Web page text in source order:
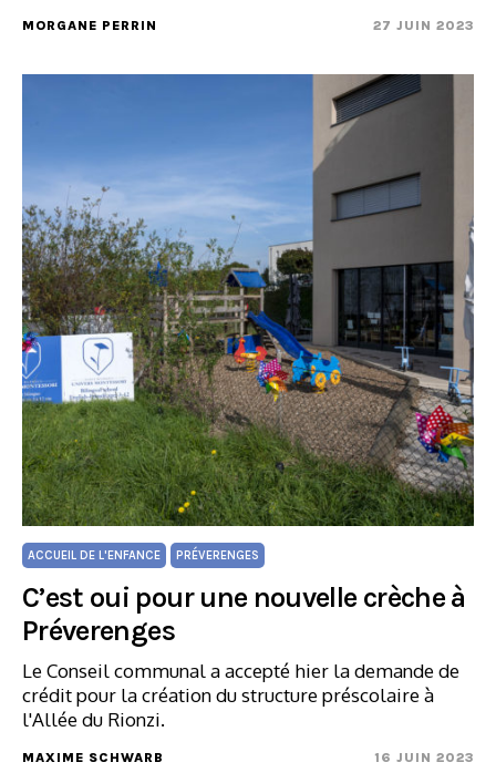
MORGANE PERRIN 27 JUIN 2023
ACCUEIL DE L'ENFANCE PRÉVERENGES
C’est oui pour une nouvelle crèche à
Préverenges
Le Conseil communal a accepté hier la demande de
crédit pour la création du structure préscolaire à
l'Allée du Rionzi.
MAXIME SCHWARB 16 JUIN 2023